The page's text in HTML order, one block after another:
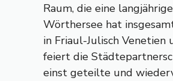
Raum, die eine
Wörthersee hat
in Friaul-Julisch Venetien
feiert die
einst geteilte und